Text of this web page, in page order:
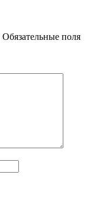
Обязательные поля